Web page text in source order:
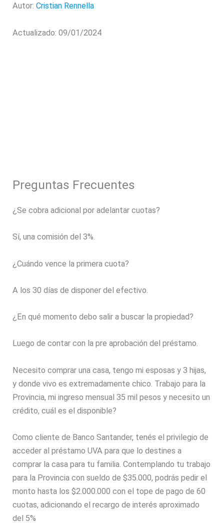
Autor:Cristian Rennella
Actualizado: 09/01/2024
Preguntas Frecuentes
¿Se cobra adicional por adelantar cuotas?
Sí, una comisión del 3%.
¿Cuándo vence la primera cuota?
A los 30 días de disponer del efectivo.
¿En qué momento debo salir a buscar la propiedad?
Luego de contar con la pre aprobación del préstamo.
Necesito comprar una casa, tengo mi esposas y 3 hijas,
y donde vivo es extremadamente chico. Trabajo para la
Provincia, mi ingreso mensual 35 mil pesos y necesito un
crédito, cuál es el disponible?
Como cliente de Banco Santander, tenés el privilegio de
acceder al préstamo UVA para que lo destines a
comprar la casa para tu familia. Contemplando tu trabajo
para la Provincia con sueldo de $35.000, podrás pedir el
monto hasta los $2.000.000 con el tope de pago de 60
cuotas, adicionando el recargo de interés aproximado
del 5%